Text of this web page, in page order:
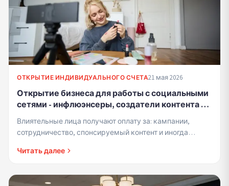
ОТКРЫТИЕ ИНДИВИДУАЛЬНОГО СЧЕТА21 мая 2026
Открытие бизнеса для работы с социальными
сетями - инфлюэнсеры, создатели контента и
поставщики услуг контента
Влиятельные лица получают оплату за: кампании,
сотрудничество, спонсируемый контент и иногда
Читать далее